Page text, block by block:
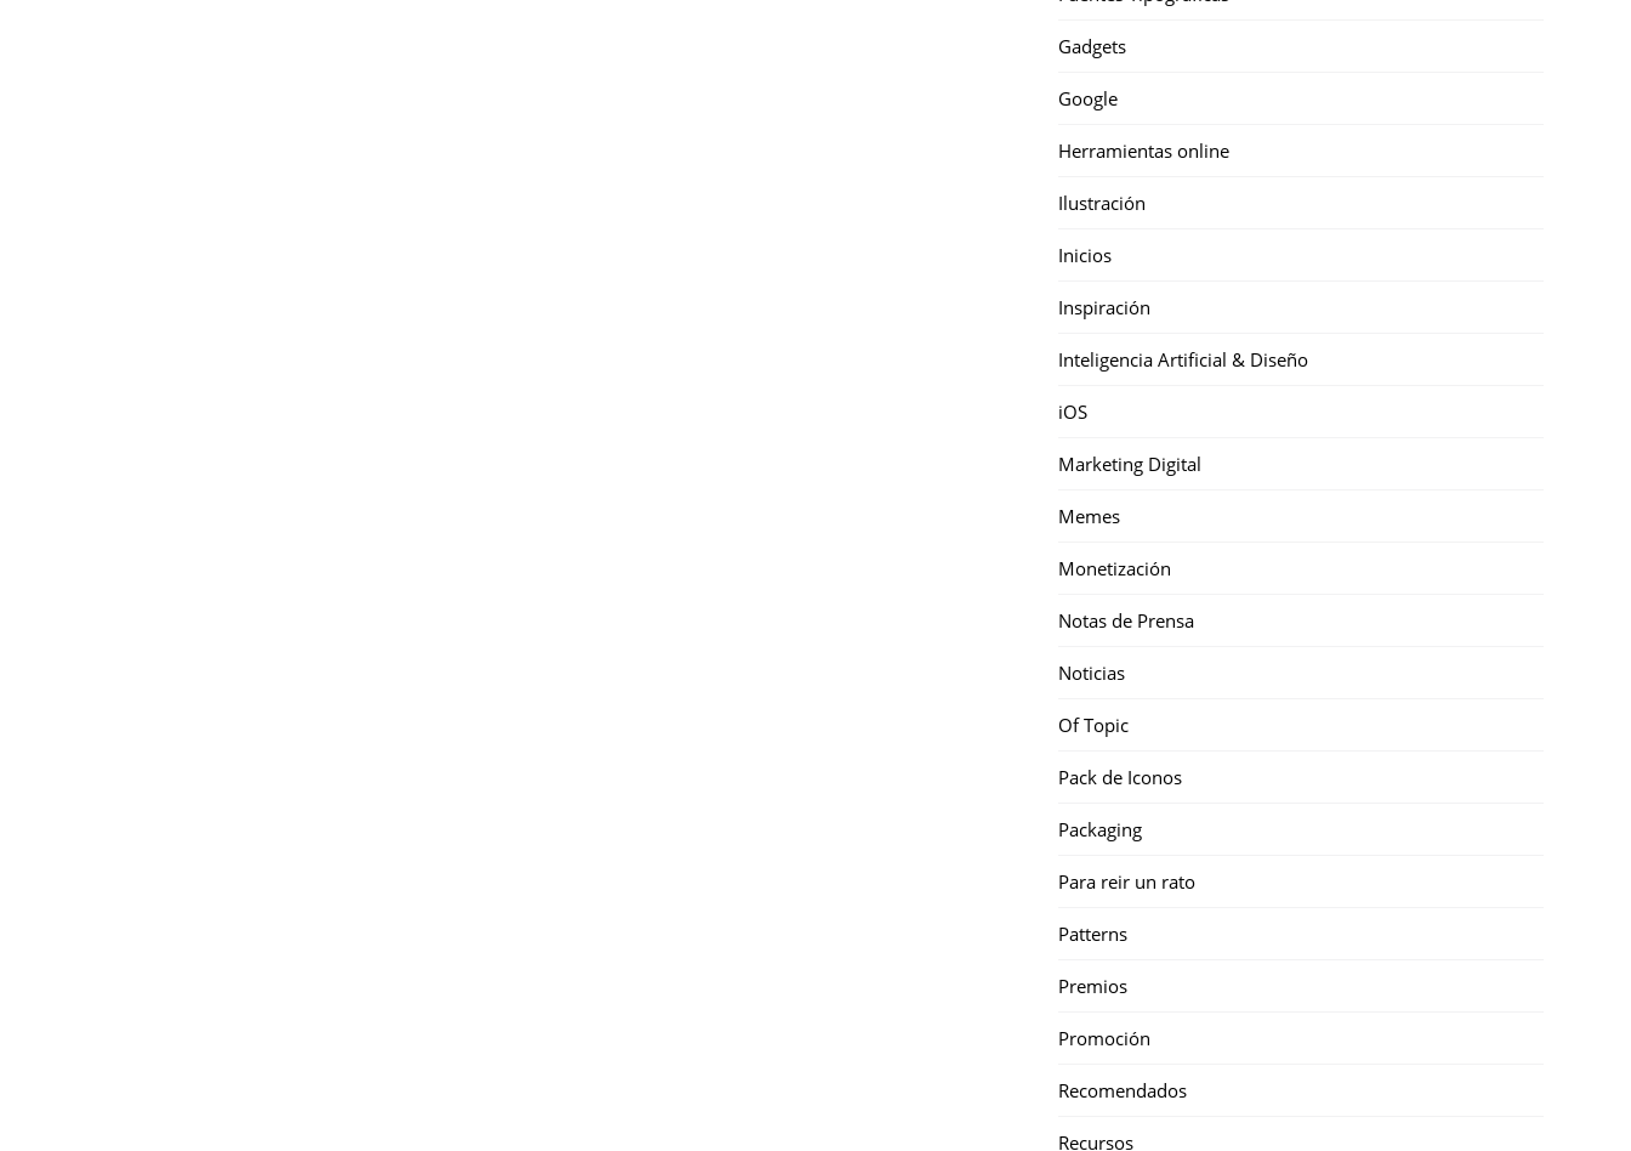
Gadgets
Google
Herramientas online
Ilustración
Inicios
Inspiración
Inteligencia Artificial & Diseño
iOS
Marketing Digital
Memes
Monetización
Notas de Prensa
Noticias
Of Topic
Pack de Iconos
Packaging
Para reir un rato
Patterns
Premios
Promoción
Recomendados
Recursos